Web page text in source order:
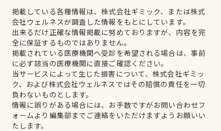
掲載している各種情報は、株式会社ギミック、または株式
会社ウェルネスが調査した情報をもとにしています。
出来るだけ正確な情報掲載に努めておりますが、内容を完
全に保証するものではありません。
掲載されている医療機関へ受診を希望される場合は、事前
に必ず該当の医療機関に直接ご確認ください。
当サービスによって生じた損害について、株式会社ギミッ
ク、および株式会社ウェルネスではその賠償の責任を一切
負わないものとします。
情報に誤りがある場合には、お手数ですがお問い合わせフ
ォームより編集部までご連絡をいただけますようお願いい
たします。